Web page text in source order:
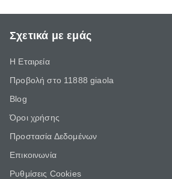
Σχετικά με εμάς
Η Εταιρεία
Προβολή στο 11888 giaola
Blog
Όροι χρήσης
Προστασία Δεδομένων
Επικοινωνία
Ρυθμίσεις Cookies